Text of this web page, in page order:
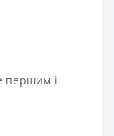
першим і